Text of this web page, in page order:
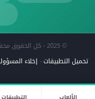
© 2025 - كل الحقوق محفوظة -
تحميل التطبيقات إخلاء